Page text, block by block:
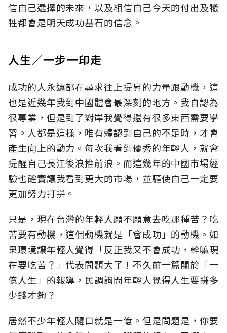
信自己選擇的未來，以及相信自己今天的付出及犧
牲都會是明天成功基石的信念。
人生∕一步一印走
成功的人永遠都在尋求往上提昇的力量跟動機，這
也是近幾年我到中國體會最深刻的地方。我自認為
很專業，但是到了對岸我覺得還有很多東西需要學
習。人都是這樣，唯有體認到自己的不足時，才會
產生向上的動力。每次我看到優秀的年輕人，就會
提醒自己長江後浪推前浪。而這幾年的中國市場經
驗也確實讓我看到更大的市場，並驅使自己一定要
更加努力打拼。
只是，現在台灣的年輕人願不願意去吃那種苦？吃
苦要有動機，這個動機就是「會成功」的動機。如
果環境讓年輕人覺得「反正我又不會成功，幹嘛現
在要吃苦？」代表問題大了！不久前一篇關於「一
億人生」的報導，民調詢問年輕人覺得人生要賺多
少錢才夠？
居然不少年輕人隨口就是一億。但是問題是，你要